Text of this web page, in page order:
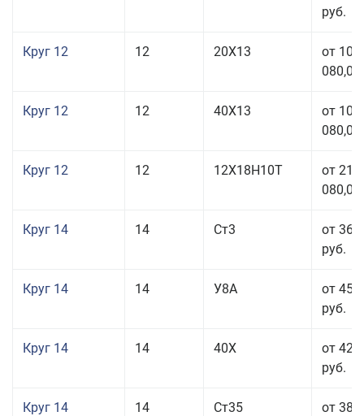
руб.
Круг 12 12 20Х13
от 103
080,00
Круг 12 12 40Х13
от 103
080,00
Круг 12 12 12Х18Н10Т
от 212
080,00
Круг 14 14 Ст3
от 36
руб.
Круг 14 14 У8А
от 45
руб.
Круг 14 14 40Х
от 42
руб.
Круг 14 14 Ст35
от 38